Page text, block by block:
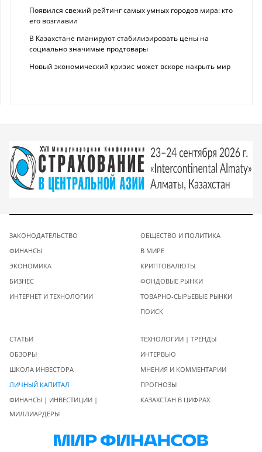
Появился свежий рейтинг самых умных городов мира: кто
его возглавил
В Казахстане планируют стабилизировать цены на
социально значимые продтовары
Новый экономический кризис может вскоре накрыть мир
ЗАКОНОДАТЕЛЬСТВО
ФИНАНСЫ
ЭКОНОМИКА
БИЗНЕС
ИНТЕРНЕТ И ТЕХНОЛОГИИ
ОБЩЕСТВО И ПОЛИТИКА
В МИРЕ
КРИПТОВАЛЮТЫ
ФОНДОВЫЕ РЫНКИ
ТОВАРНО-СЫРЬЕВЫЕ РЫНКИ
ПОИСК
СТАТЬИ
ОБЗОРЫ
ШКОЛА ИНВЕСТОРА
ЛИЧНЫЙ КАПИТАЛ
ФИНАНСЫ | ИНВЕСТИЦИИ |
МИЛЛИАРДЕРЫ
ТЕХНОЛОГИИ | ТРЕНДЫ
ИНТЕРВЬЮ
МНЕНИЯ И КОММЕНТАРИИ
ПРОГНОЗЫ
КАЗАХСТАН В ЦИФРАХ